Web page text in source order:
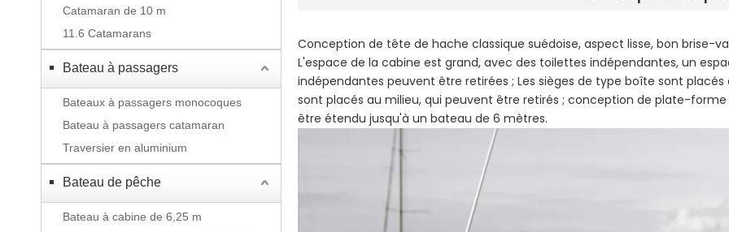
Catamaran de 10 m
11.6 Catamarans
Bateau à passagers
Bateaux à passagers monocoques
Bateau à passagers catamaran
Traversier en aluminium
Bateau de pêche
Bateau à cabine de 6,25 m
Conception de tête de hache classique suédoise, aspect lisse, bon brise-
L'espace de la cabine est grand, avec des toilettes indépendantes, un
indépendantes peuvent être retirées ; Les sièges de type boîte sont
sont placés au milieu, qui peuvent être retirés ; conception de plate-
être étendu jusqu'à un bateau de 6 mètres.